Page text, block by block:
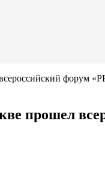
всероссийский
прошел